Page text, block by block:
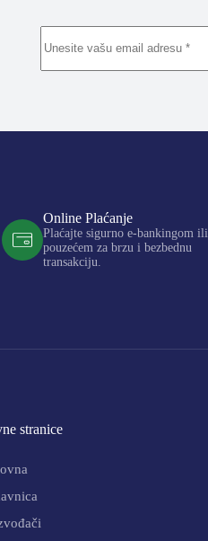
Online Plaćanje
Plaćajte sigurno e-bankingom ili
pouzećem za brzu i bezbednu
transakciju.
stranice